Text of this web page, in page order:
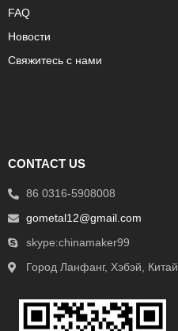
FAQ
Новости
Свяжитесь с нами
CONTACT US
86 0316-5908008
gometal12@gmail.com
skype:chinamaker99
Город Ланфанг, Хэбэй, Китай